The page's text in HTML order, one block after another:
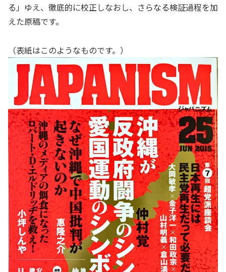
る」ゆえ、徹底的に校正しなおし、さらなる検証過程を加
えた原稿です。
（表紙はこのようなものです。）